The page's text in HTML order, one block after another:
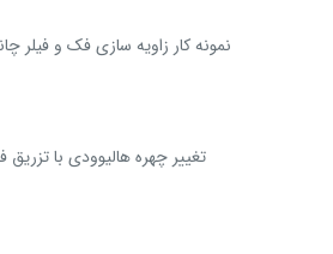
نمونه کار زاویه سازی فک و فیلر
تغییر چهره هالیوودی با